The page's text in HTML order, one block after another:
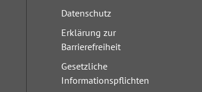
Datenschutz
Erklärung zur
Barrierefreiheit
Gesetzliche
Informationspflichten